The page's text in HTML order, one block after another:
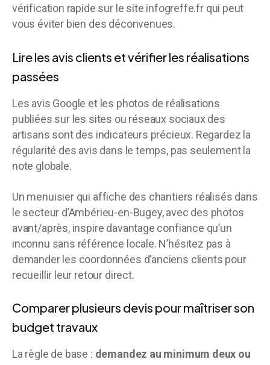
vérification rapide sur le site infogreffe.fr qui peut
vous éviter bien des déconvenues.
Lire les avis clients et vérifier les réalisations
passées
Les avis Google et les photos de réalisations
publiées sur les sites ou réseaux sociaux des
artisans sont des indicateurs précieux. Regardez la
régularité des avis dans le temps, pas seulement la
note globale.
Un menuisier qui affiche des chantiers réalisés dans
le secteur d’Ambérieu-en-Bugey, avec des photos
avant/après, inspire davantage confiance qu’un
inconnu sans référence locale. N’hésitez pas à
demander les coordonnées d’anciens clients pour
recueillir leur retour direct.
Comparer plusieurs devis pour maîtriser son
budget travaux
La règle de base : demandez au minimum deux ou